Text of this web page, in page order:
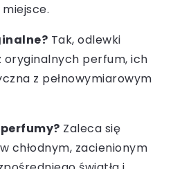
Tak, odlewki
oryginalnych perfum, ich
z pełnowymiarowym
Zaleca się
chłodnym, zacienionym